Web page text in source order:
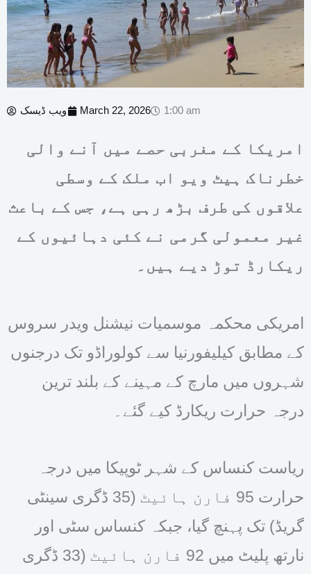
ویب ڈیسک March 22, 2026 1:00 am
امریکا کے مغربی حصے میں آنے والی
خطرناک ہیٹ ویو اب ملک کے وسطی
علاقوں کی طرف بڑھ رہی ہے، جس کے باعث
غیر معمولی گرمی نے کئی دہائیوں کے
ریکارڈ توڑ دیے ہیں۔
امریکی محکمہ موسمیات نیشنل ویدر سروس
کے مطابق کیلیفورنیا سے کولوراڈو تک درجنوں
شہروں میں مارچ کے مہینے کے بلند ترین
درجہ حرارت ریکارڈ کیے گئے۔
ریاست کنساس کے شہر ٹوپیکا میں درجہ
حرارت 95 فارن ہائیٹ (35 ڈگری سینٹی
گریڈ) تک پہنچ گیا، جبکہ کنساس سٹی اور
نارتھ پلیٹ میں 92 فارن ہائیٹ (33 ڈگری